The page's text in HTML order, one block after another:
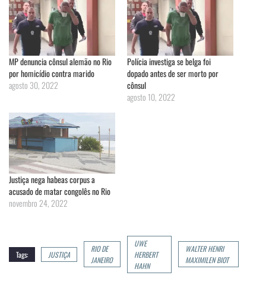
MP denuncia cônsul alemão no Rio
por homicídio contra marido
agosto 30, 2022
Polícia investiga se belga foi
dopado antes de ser morto por
cônsul
agosto 10, 2022
Justiça nega habeas corpus a
acusado de matar congolês no Rio
novembro 24, 2022
Tags: JUSTIÇA
RIO DE
JANEIRO
UWE
HERBERT
HAHN
WALTER HENRI
MAXIMILEN BIOT